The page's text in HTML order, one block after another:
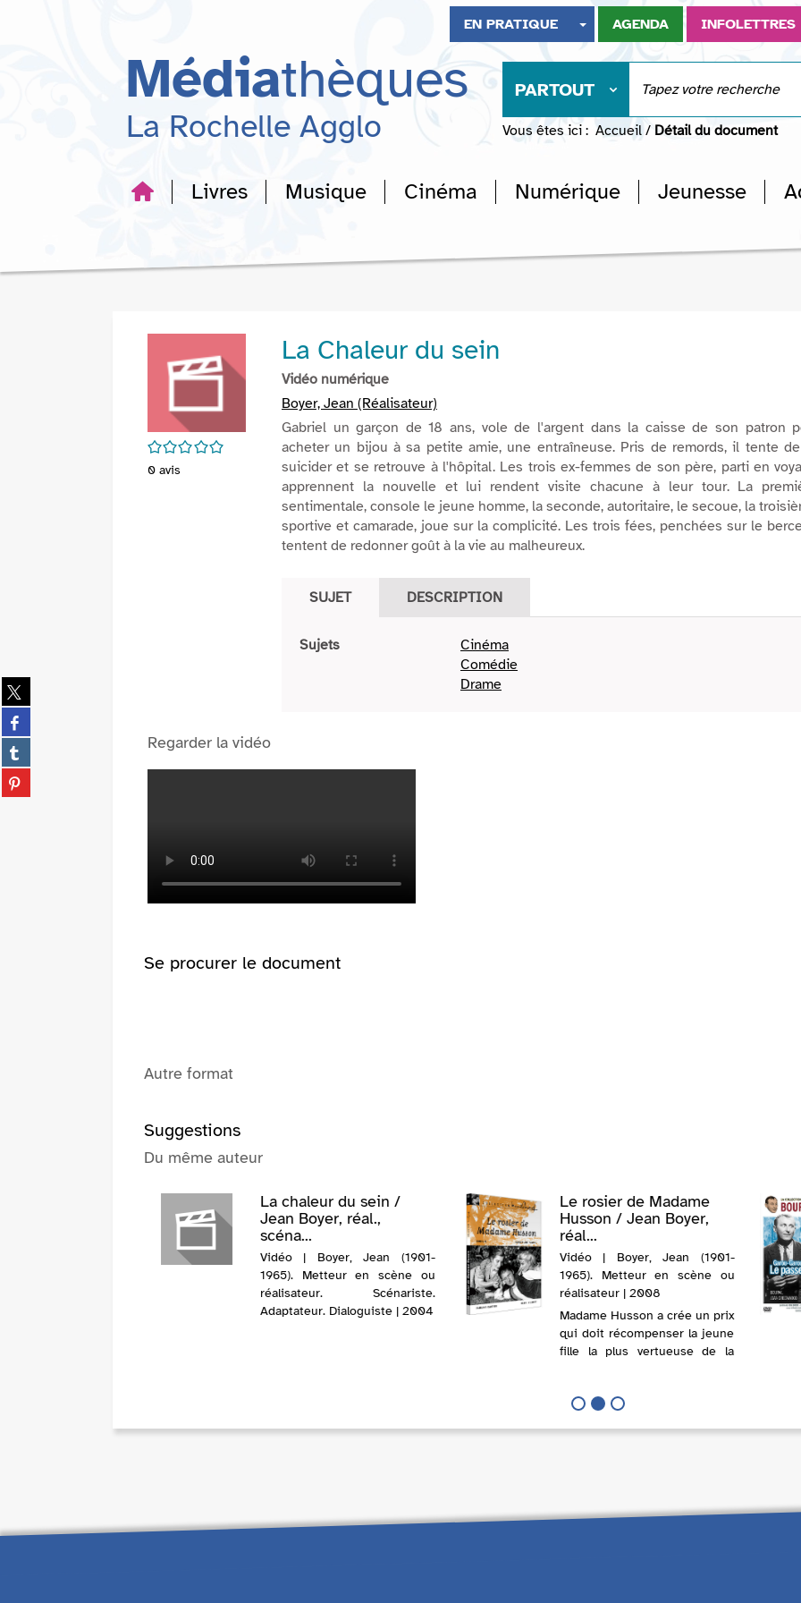
recherche
EN PRATIQUE AGENDA INFOLETTRES
Médiathèques
La Rochelle Agglo
PARTOUT
Vous êtes ici : Accueil / Détail du document
Livres Musique Cinéma Numérique Jeunesse
Partager
sur
twitter
(Nouvelle
fenêtre)
Partager
sur
facebook
(Nouvelle
fenêtre)
Partager
sur
tumblr
Partager
sur
/5
0 avis
La Chaleur du sein
Vidéo numérique
Boyer, Jean (Réalisateur)
Gabriel un garçon de 18 ans, vole de l'argent dans la caisse de son patron
acheter un bijou à sa petite amie, une entraîneuse. Pris de remords, il tente
suicider et se retrouve à l'hôpital. Les trois ex-femmes de son père, parti en
apprennent la nouvelle et lui rendent visite chacune à leur tour. La
sentimentale, console le jeune homme, la seconde, autoritaire, le secoue, la
sportive et camarade, joue sur la complicité. Les trois fées, penchées sur le
tentent de redonner goût à la vie au malheureux.
SUJET DESCRIPTION
Sujets
Cinéma
Comédie
Drame
Regarder la vidéo
Se procurer le document
Autre format
Suggestions
Du même auteur
Le rosier de Madame
Husson / Jean Boyer,
réal...
Vidéo | Boyer, Jean (1901-
1965). Metteur en scène ou
réalisateur | 2008
Madame Husson a crée un prix
qui doit récompenser la jeune
fille la plus vertueuse de la
comité se porte sur un
La chaleur du sein /
Jean Boyer, réal.,
scéna...
Vidéo | Boyer, Jean (1901-
1965). Metteur en scène ou
réalisateur. Scénariste.
Adaptateur. Dialoguiste | 2004